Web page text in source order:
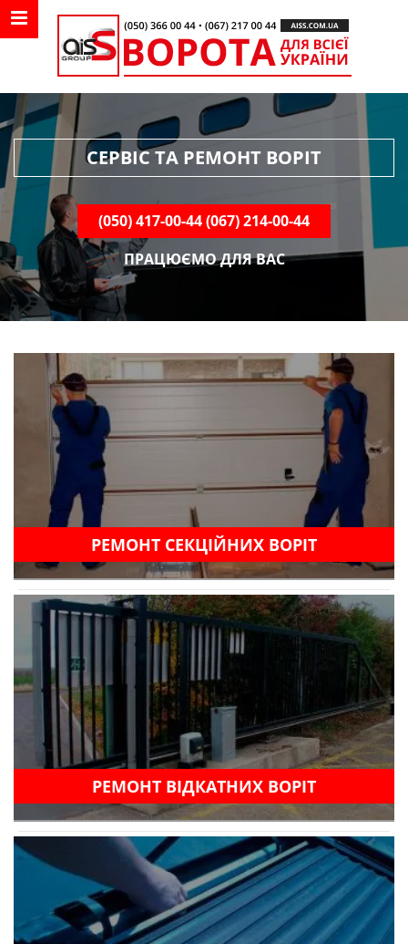
MENU NAVIGATION
undefined
СЕРВІС ТА РЕМОНТ ВОРІТ
(050) 417-00-44 (067) 214-00-44
ПРАЦЮЄМО ДЛЯ ВАС
РЕМОНТ СЕКЦІЙНИХ ВОРІТ
РЕМОНТ ВІДКАТНИХ ВОРІТ